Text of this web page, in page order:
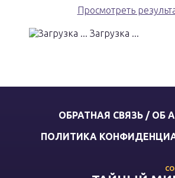
Просмотреть
Загрузка ...
ОБРАТНАЯ СВЯЗЬ / ОБ
ПОЛИТИКА